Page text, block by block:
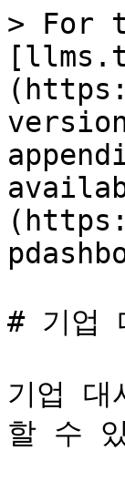
> For
# 기업
기업 대
할 수